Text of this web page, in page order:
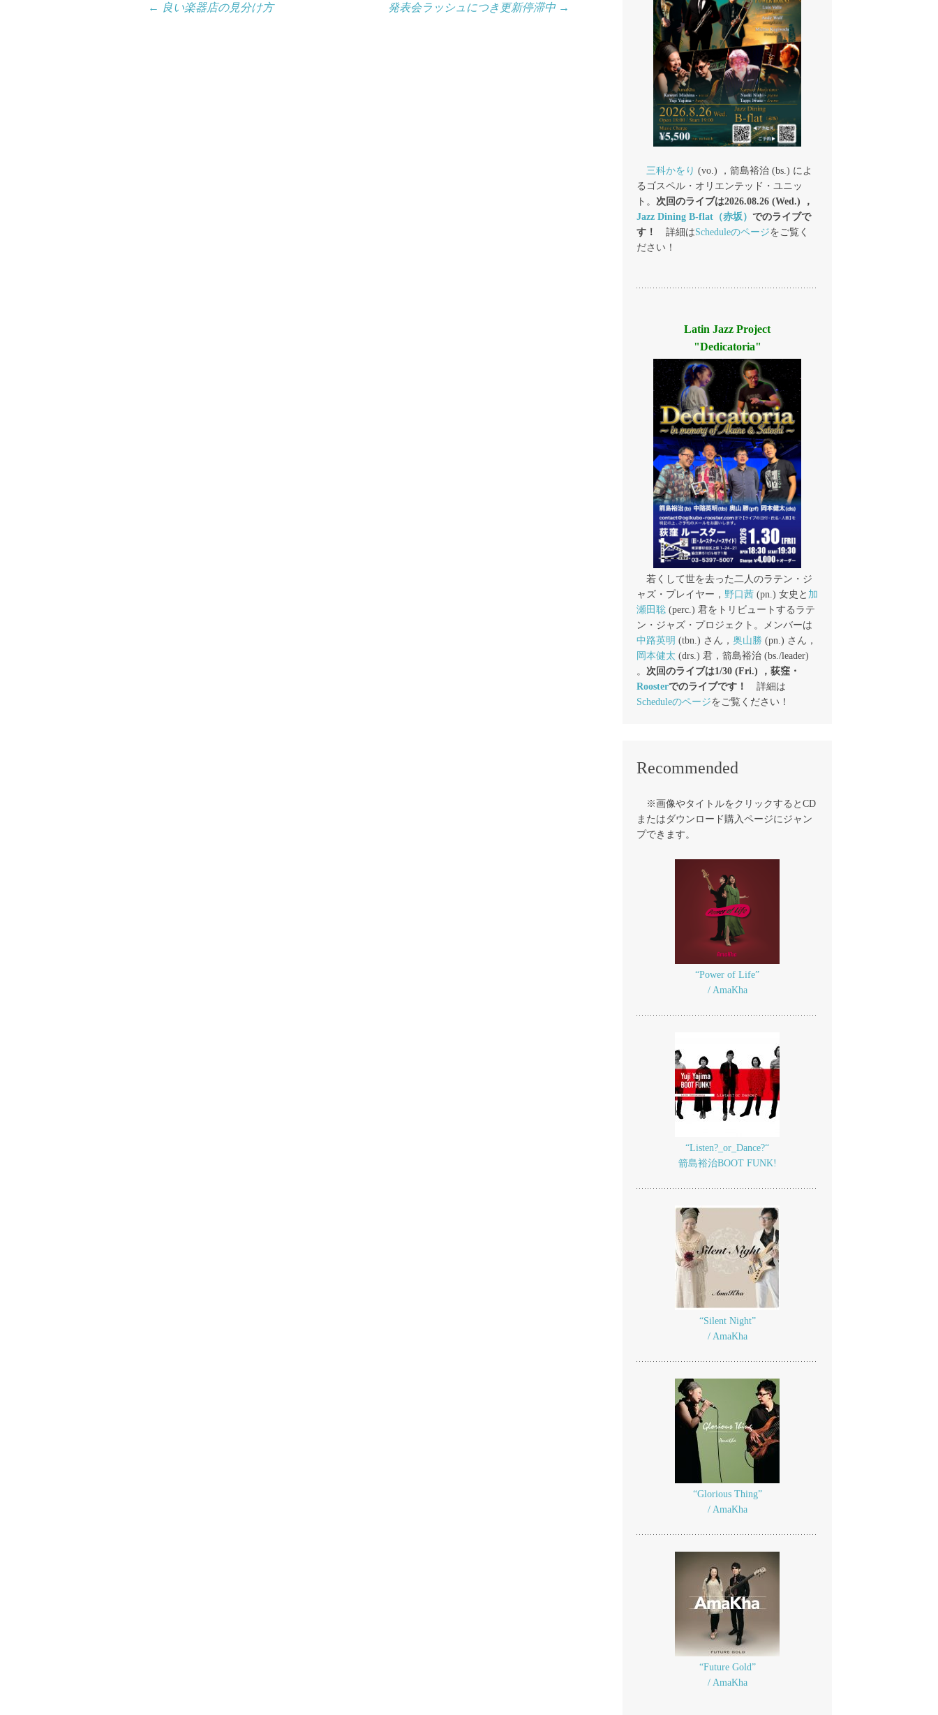
← 良い楽器店の見分け方 発表会ラッシュにつき更新停滞中 →
三科かをり (vo.) ，箭島裕治 (bs.) によ
るゴスペル・オリエンテッド・ユニッ
ト。 次回のライブは2026.08.26 (Wed.) ，
Jazz Dining B-flat（赤坂） でのライブで
す！
詳細はScheduleのページをご覧く
ださい！
Latin Jazz Project
"Dedicatoria"
若くして世を去った二人のラテン・ジ
ャズ・プレイヤー， 野口茜 (pn.) 女史と 加
瀬田聡 (perc.) 君をトリビュートするラテ
ン・ジャズ・プロジェクト。メンバーは
中路英明 (tbn.) さん， 奥山勝 (pn.) さん，
岡本健太 (drs.) 君，箭島裕治 (bs./leader)
。 次回のライブは1/30 (Fri.) ，荻窪・
Roosterでのライブです！
詳細は
Scheduleのページをご覧ください！
Recommended
※画像やタイトルをクリックするとCD
またはダウンロード購入ページにジャン
プできます。
“Power of Life”
/ AmaKha
“Listen?_or_Dance?“
箭島裕治BOOT FUNK!
“Silent Night”
/ AmaKha
“Glorious Thing”
/ AmaKha
“Future Gold”
/ AmaKha